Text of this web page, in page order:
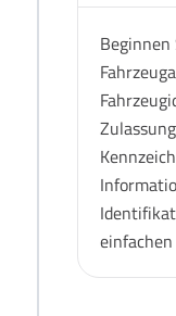
Beginnen